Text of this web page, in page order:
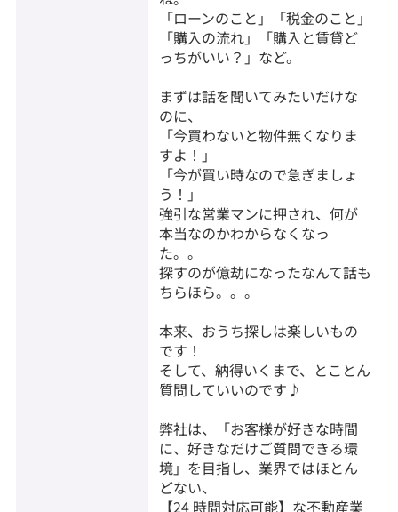
「ローンのこと」「税金のこと」
「購入の流れ」「購入と賃貸ど
っちがいい？」など。
まずは話を聞いてみたいだけな
のに、
「今買わないと物件無くなりま
すよ！」
「今が買い時なので急ぎましょ
う！」
強引な営業マンに押され、何が
本当なのかわからなくなっ
た。。
探すのが億劫になったなんて話も
ちらほら。。。
本来、おうち探しは楽しいもの
です！
そして、納得いくまで、とことん
質問していいのです♪
弊社は、「お客様が好きな時間
に、好きなだけご質問できる環
境」を目指し、業界ではほとん
どない、
【24 時間対応可能】な不動産業